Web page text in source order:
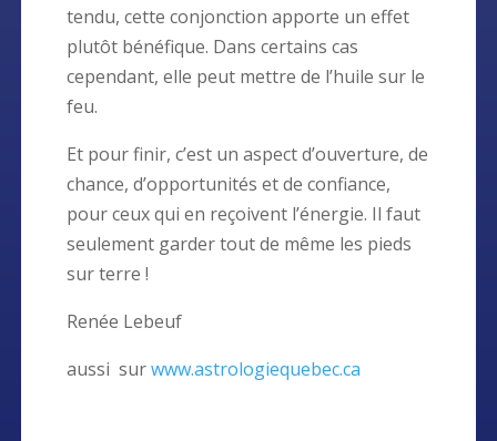
tendu, cette conjonction apporte un effet
plutôt bénéfique. Dans certains cas
cependant, elle peut mettre de l’huile sur le
feu.
Et pour finir, c’est un aspect d’ouverture, de
chance, d’opportunités et de confiance,
pour ceux qui en reçoivent l’énergie. Il faut
seulement garder tout de même les pieds
sur terre !
Renée Lebeuf
aussi surwww.astrologiequebec.ca